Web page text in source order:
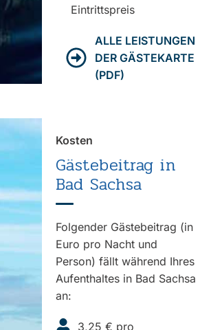
Eintrittspreis
ALLE LEISTUNGEN
DER GÄSTEKARTE
(PDF)
Kosten
Gästebeitrag in
Bad Sachsa
Folgender Gästebeitrag (in
Euro pro Nacht und
Person) fällt während Ihres
Aufenthaltes in Bad Sachsa
an:
3,25 € pro